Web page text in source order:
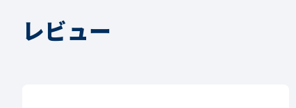
レビュー